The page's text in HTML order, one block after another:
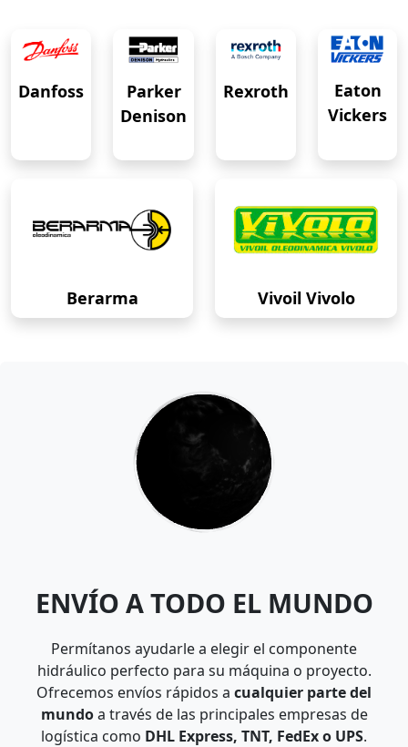
Danfoss
Parker
Denison
Rexroth
Eaton
Vickers
Berarma Vivoil Vivolo
ENVÍO A TODO EL MUNDO
Permítanos ayudarle a elegir el componente
hidráulico perfecto para su máquina o proyecto.
Ofrecemos envíos rápidos a cualquier parte del
mundoa través de las principales empresas de
logística como DHL Express, TNT, FedEx o UPS.